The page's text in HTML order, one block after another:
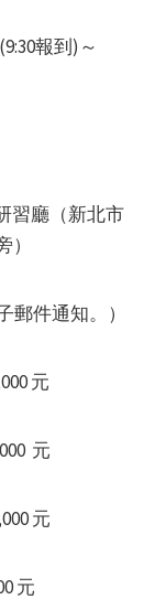
報到)～
習廳（新北市
郵件通知。）
元
元
元